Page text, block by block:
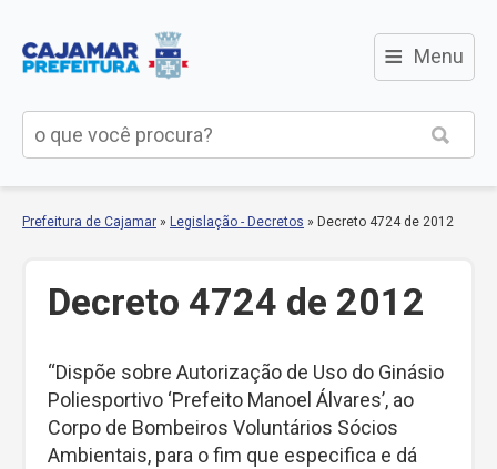
≡ Menu
Prefeitura de Cajamar » Legislação - Decretos » Decreto 4724 de 2012
Decreto 4724 de 2012
“Dispõe sobre Autorização de Uso do Ginásio
Poliesportivo ‘Prefeito Manoel Álvares’, ao
Corpo de Bombeiros Voluntários Sócios
Ambientais, para o fim que especifica e dá